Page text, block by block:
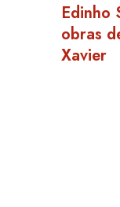
Edinho
obras
Xavier